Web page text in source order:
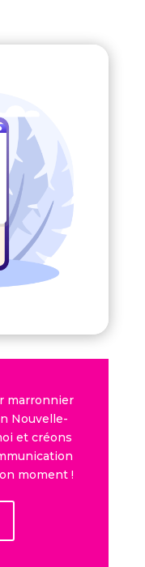
marronnier
Nouvelle-
et créons
moment !